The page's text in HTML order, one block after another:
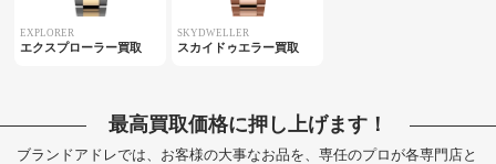
EXPLORER
エクスプローラー買取
SKYDWELLER
スカイドゥエラー買取
最高買取価格に押し上げます！
ブランドアドレでは、お客様の大事なお品を、専任のプロが各専門店と